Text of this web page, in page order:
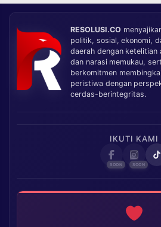
RESOLUSI.CO
politik, sosial, ekonomi,
daerah dengan ketelitian
dan narasi memukau,
berkomitmen membingkai
peristiwa dengan
cerdas-berintegritas.
IKUTI KAMI